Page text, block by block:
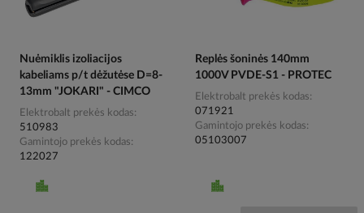
Nuėmiklis izoliacijos
kabeliams p/t dėžutėse D=8-
13mm "JOKARI" - CIMCO
Elektrobalt prekės kodas
510983
Gamintojo prekės kodas
122027
Replės šoninės 140mm
1000V PVDE-S1 - PROTEC
Elektrobalt prekės kodas
071921
Gamintojo prekės kodas
05103007